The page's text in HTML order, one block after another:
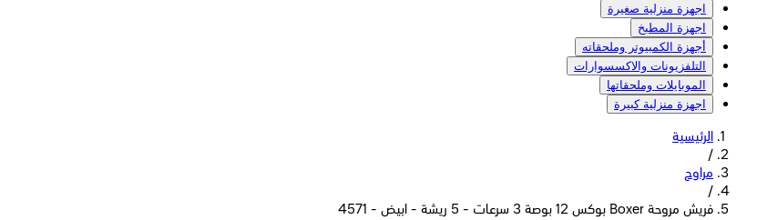
اجهزة منزلية صغيرة
اجهزة المطبخ
أجهزة الكمبيوتر وملحقاته
التلفزيونات والاكسسوارات
الموبايلات وملحقاتها
اجهزة منزلية كبيرة
الرئيسية
/
مراوح
/
فريش مروحة Boxer بوكس 12 بوصة 3 سرعات - 5 ريشة - ابيض - 4571